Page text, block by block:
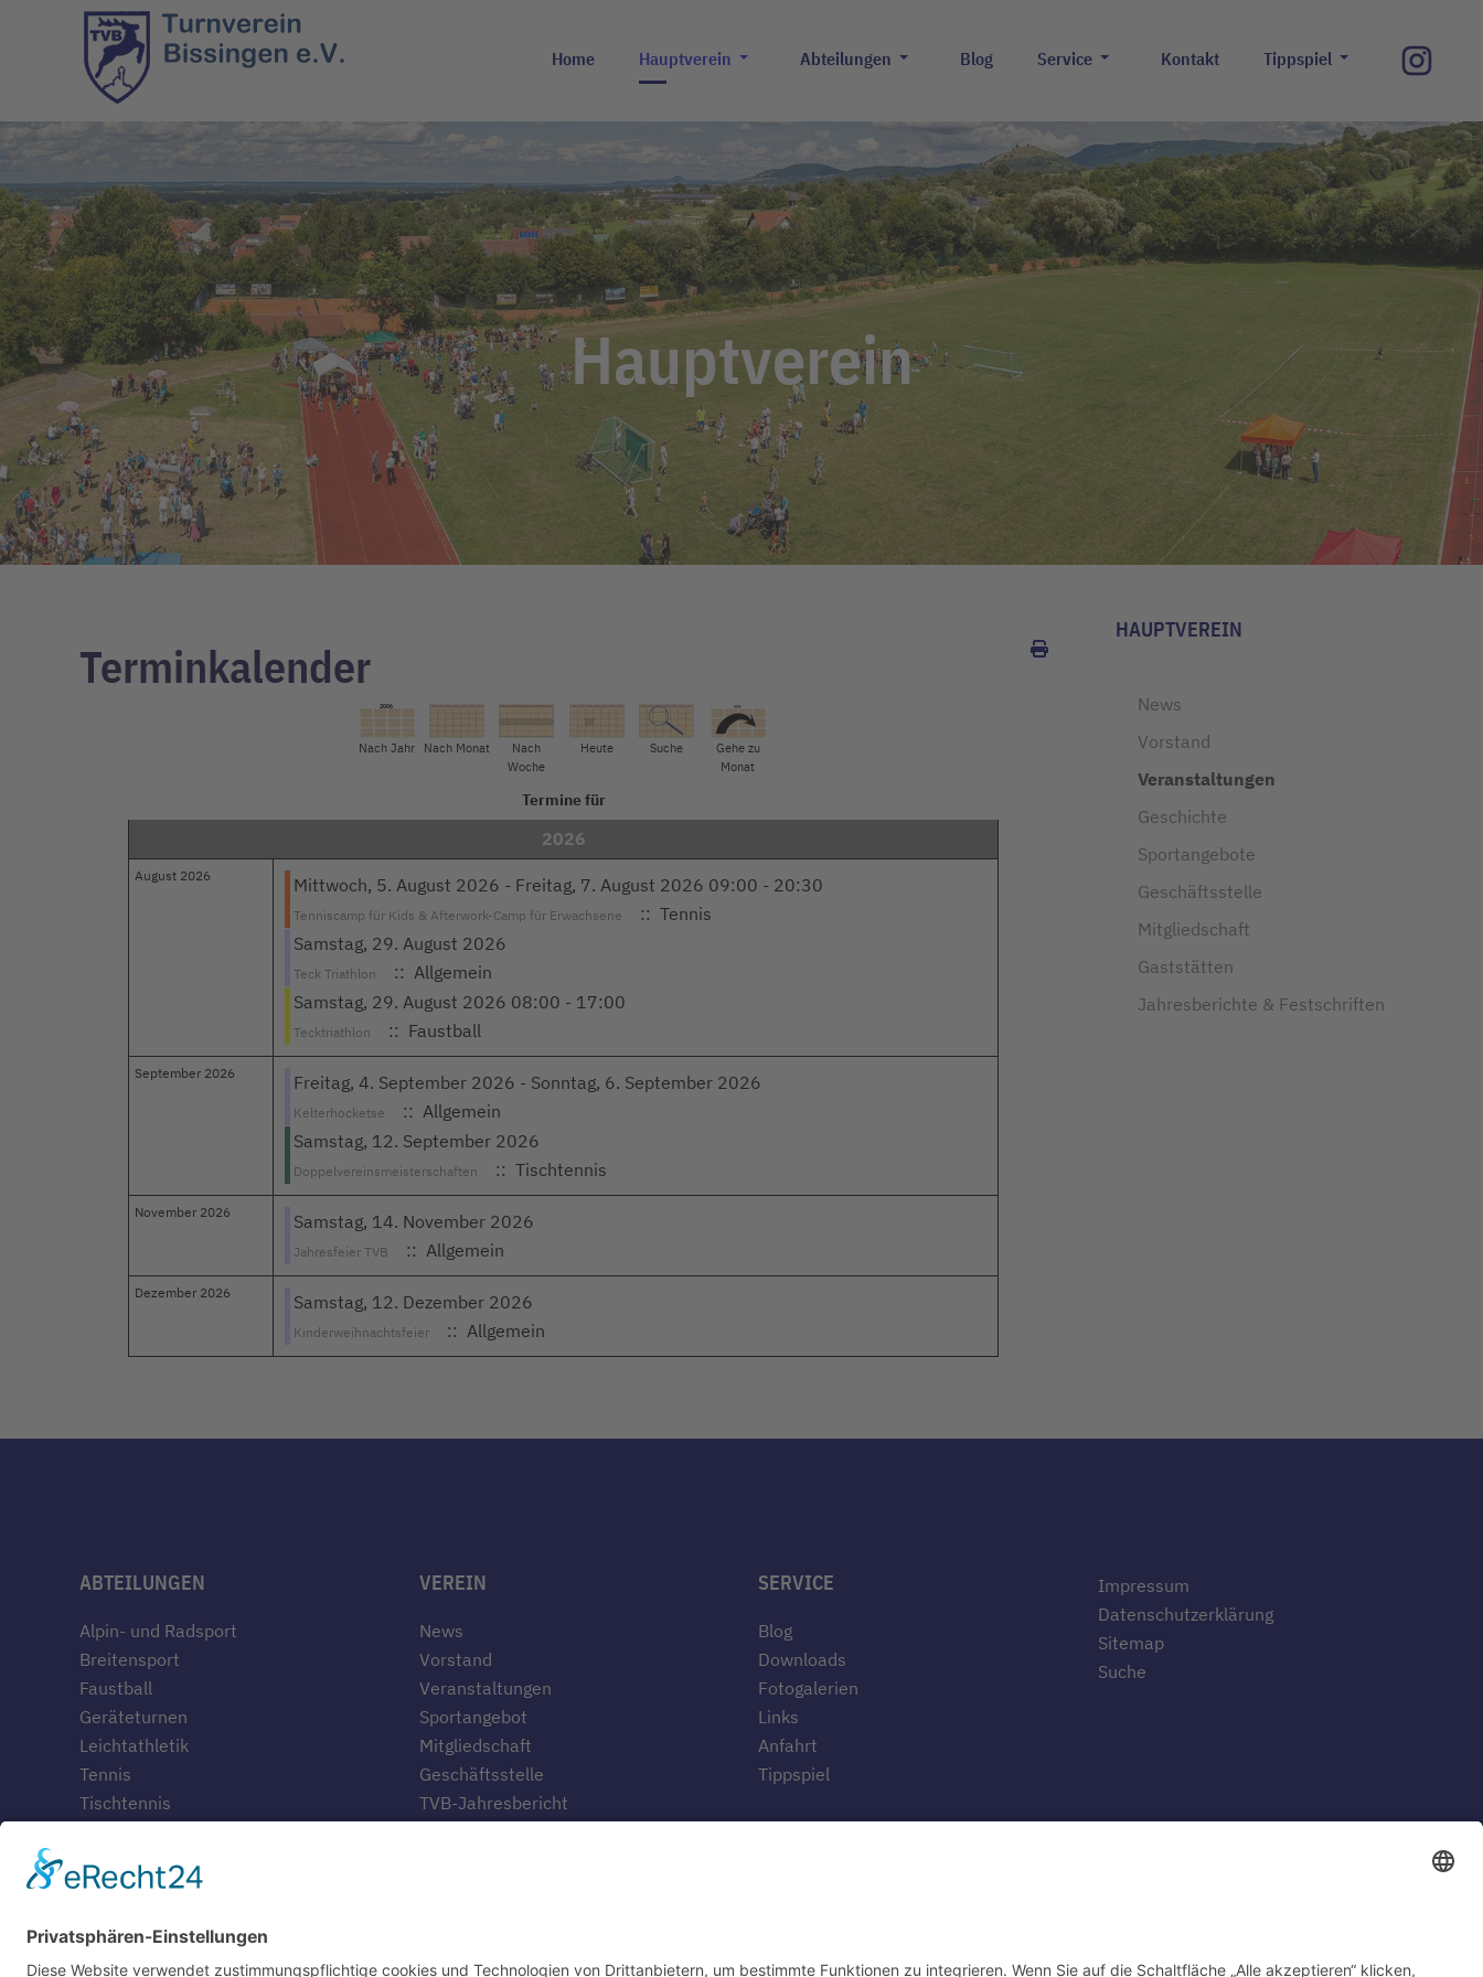
Home Hauptverein Abteilungen Blog Service Kontakt Tippspiel
Hauptverein
Terminkalender
Nach Jahr Nach Monat
Nach
Woche
Heute Suche
Gehe zu
Monat
Termine für
2026
August 2026 Mittwoch, 5. August 2026 - Freitag, 7. August 2026 09:00 - 20:30
Tenniscamp für Kids & Afterwork-Camp für Erwachsene
:: Tennis
Samstag, 29. August 2026
Teck Triathlon
:: Allgemein
Samstag, 29. August 2026 08:00 - 17:00
Tecktriathlon :: Faustball
September 2026 Freitag, 4. September 2026 - Sonntag, 6. September 2026
Kelterhocketse
:: Allgemein
Samstag, 12. September 2026
Doppelvereinsmeisterschaften :: Tischtennis
November 2026 Samstag, 14. November 2026
Jahresfeier TVB :: Allgemein
Dezember 2026 Samstag, 12. Dezember 2026
Kinderweihnachtsfeier :: Allgemein
HAUPTVEREIN
News
Vorstand
Veranstaltungen
Geschichte
Sportangebote
Geschäftsstelle
Mitgliedschaft
Gaststätten
Jahresberichte & Festschriften
ABTEILUNGEN
Alpin- und Radsport
Breitensport
Faustball
Geräteturnen
Leichtathletik
Tennis
Tischtennis
VEREIN
News
Vorstand
Veranstaltungen
Sportangebot
Mitgliedschaft
Geschäftsstelle
TVB-Jahresbericht
SERVICE
Blog
Downloads
Fotogalerien
Links
Anfahrt
Tippspiel
Impressum
Datenschutzerklärung
Sitemap
Suche